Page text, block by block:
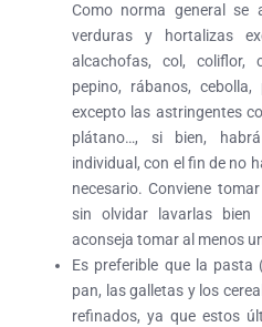
Como norma general se
verduras y hortalizas
alcachofas, col, coliflor,
pepino, rábanos,
excepto las astringentes
plátano…, si bien,
individual, con el fin de no
necesario. Conviene
sin olvidar lavarlas
aconseja tomar al menos
Es preferible que la pasta
pan, las galletas y los
refinados, ya que estos